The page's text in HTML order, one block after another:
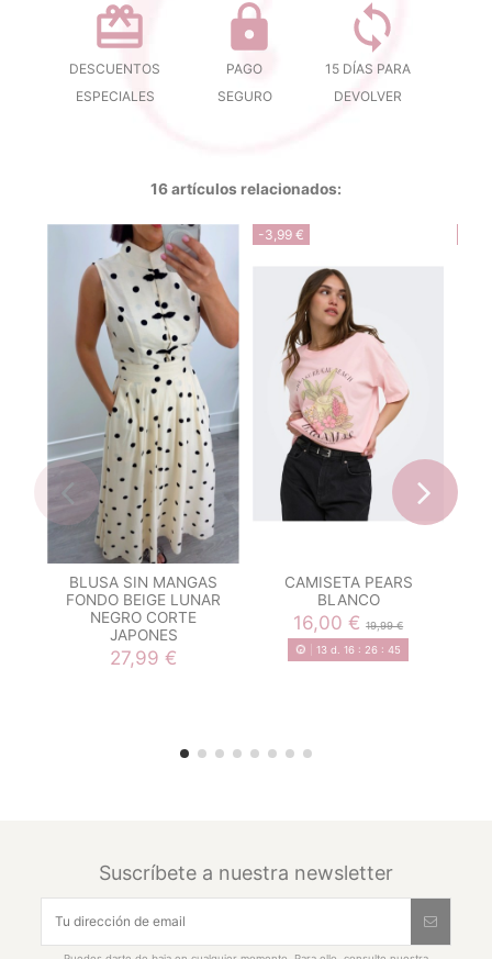
DESCUENTOS
ESPECIALES
PAGO
SEGURO
15 DÍAS PARA
DEVOLVER
16 artículos relacionados:
BLUSA SIN MANGAS
FONDO BEIGE LUNAR
NEGRO CORTE
JAPONES
27,99 €
-3,99 €
CAMISETA PEARS
BLANCO
16,00 €19,99 €
13d. 16: 26: 44
Suscríbete a nuestra newsletter